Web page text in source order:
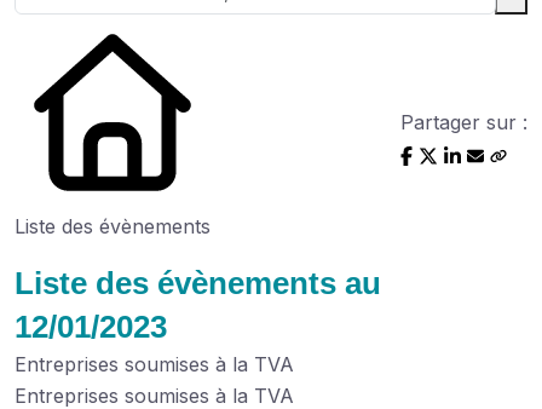
Liste des évènements
Partager sur :
Liste des évènements au
12/01/2023
Entreprises soumises à la TVA
Entreprises soumises à la TVA